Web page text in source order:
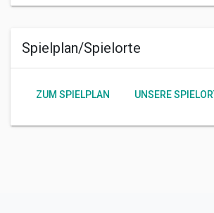
Spielplan/Spielorte
ZUM SPIELPLAN UNSERE